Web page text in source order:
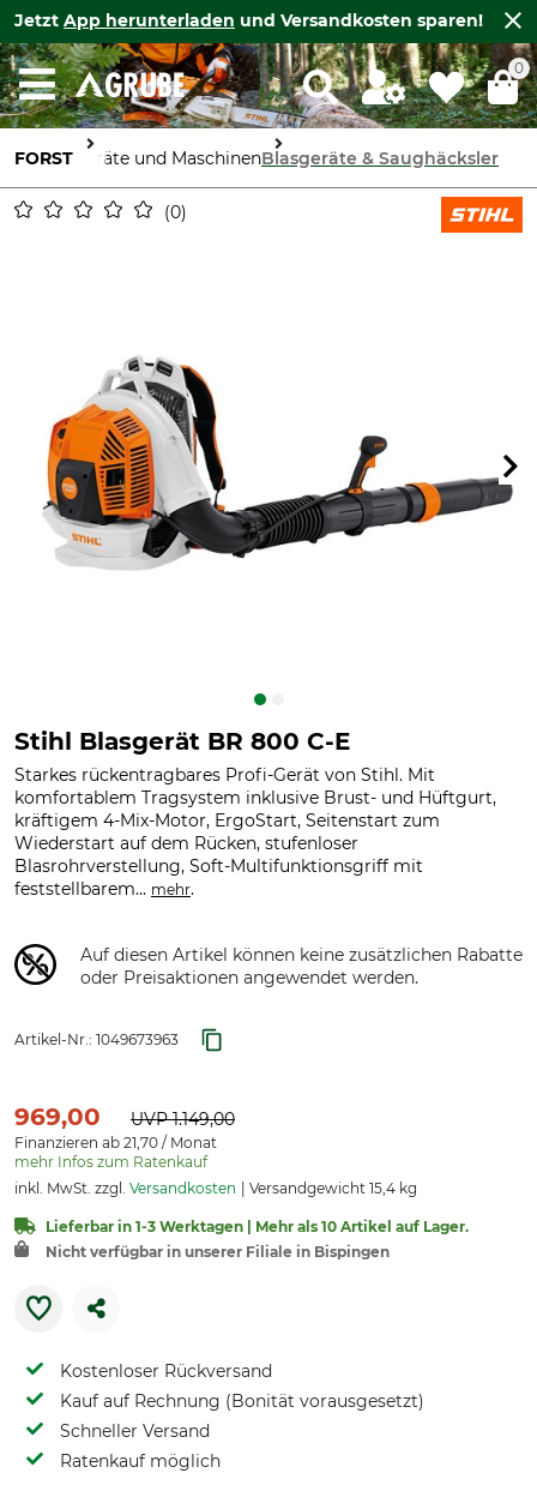
Jetzt App herunterladen und Versandkosten sparen!
0
FORST Geräte und MaschinenBlasgeräte & Saughäcksler
0
Stihl Blasgerät BR 800 C-E
Starkes rückentragbares Profi-Gerät von Stihl. Mit
komfortablem Tragsystem inklusive Brust- und Hüftgurt,
kräftigem 4-Mix-Motor, ErgoStart, Seitenstart zum
Wiederstart auf dem Rücken, stufenloser
Blasrohrverstellung, Soft-Multifunktionsgriff mit
feststellbarem... mehr.
Auf diesen Artikel können keine zusätzlichen Rabatte
oder Preisaktionen angewendet werden.
Artikel-Nr.: 1049673963
969,00 UVP1.149,00
Finanzieren ab 21,70 / Monat
mehr Infos zum Ratenkauf
inkl. MwSt. zzgl. Versandkosten Versandgewicht 15,4 kg
Lieferbar in 1-3 Werktagen | Mehr als 10 Artikel auf Lager.
Nicht verfügbar in unserer Filiale in Bispingen
Kostenloser Rückversand
Kauf auf Rechnung (Bonität vorausgesetzt)
Schneller Versand
Ratenkauf möglich